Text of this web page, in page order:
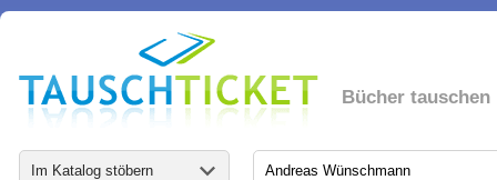
Bücher tauschen
Im Katalog stöbern